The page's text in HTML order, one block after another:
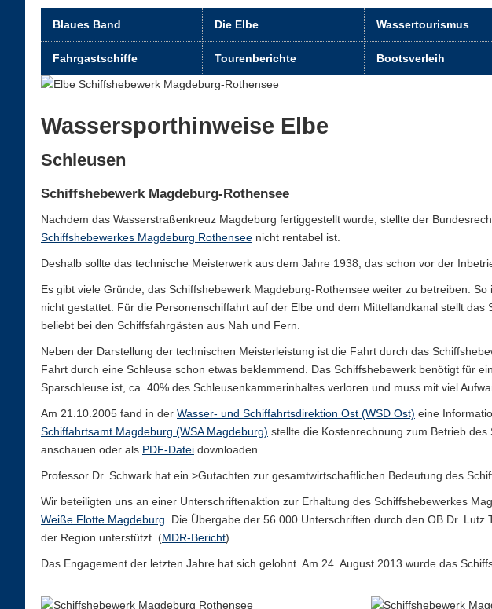
Blaues Band Die Elbe Wassertourismus
Fahrgastschiffe Tourenberichte Bootsverleih
Wassersporthinweise Elbe
Schleusen
Schiffshebewerk Magdeburg-Rothensee
Nachdem das Wasserstraßenkreuz Magdeburg fertiggestellt wurde, stellte der
Schiffshebewerkes Magdeburg Rothensee nicht rentabel ist.
Deshalb sollte das technische Meisterwerk aus dem Jahre 1938, das schon vor der
Es gibt viele Gründe, das Schiffshebewerk Magdeburg-Rothensee weiter zu betreiben.
nicht gestattet. Für die Personenschiffahrt auf der Elbe und dem Mittellandkanal stellt
beliebt bei den Schiffsfahrgästen aus Nah und Fern.
Neben der Darstellung der technischen Meisterleistung ist die Fahrt durch das
Fahrt durch eine Schleuse schon etwas beklemmend. Das Schiffshebewerk benötigt für
Sparschleuse ist, ca. 40% des Schleusenkammerinhaltes verloren und muss mit viel
Am 21.10.2005 fand in der Wasser- und Schiffahrtsdirektion Ost (WSD Ost) eine
Schiffahrtsamt Magdeburg (WSA Magdeburg) stellte die Kostenrechnung zum Betrieb
anschauen oder als PDF-Datei downloaden.
Professor Dr. Schwark hat ein >Gutachten zur gesamtwirtschaftlichen Bedeutung des
Wir beteiligten uns an einer Unterschriftenaktion zur Erhaltung des Schiffshebewerkes
Weiße Flotte Magdeburg . Die Übergabe der 56.000 Unterschriften durch den OB Dr.
der Region unterstützt. (MDR-Bericht)
Das Engagement der letzten Jahre hat sich gelohnt. Am 24. August 2013 wurde das